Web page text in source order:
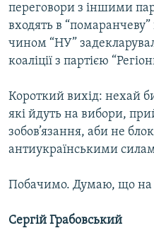
переговори з іншими
входять в
чином “НУ”
коаліції з партією
Короткий вихід: нехай
які йдуть на вибори,
зобов’язання, аби не
антиукраїнськими
Побачимо. Думаю, що на
Сергій Грабовський